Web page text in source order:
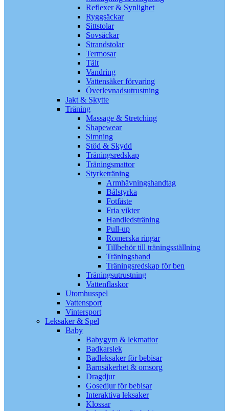
Reflexer & Synlighet
Ryggsäckar
Sittstolar
Sovsäckar
Strandstolar
Termosar
Tält
Vandring
Vattensäker förvaring
Överlevnadsutrustning
Jakt & Skytte
Träning
Massage & Stretching
Shapewear
Simning
Stöd & Skydd
Träningsredskap
Träningsmattor
Styrketräning
Armhävningshandtag
Bålstyrka
Fotfäste
Fria vikter
Handledsträning
Pull-up
Romerska ringar
Tillbehör till träningsställning
Träningsband
Träningsredskap för ben
Träningsutrustning
Vattenflaskor
Utomhusspel
Vattensport
Vintersport
Leksaker & Spel
Baby
Babygym & lekmattor
Badkarslek
Badleksaker för bebisar
Barnsäkerhet & omsorg
Dragdjur
Gosedjur för bebisar
Interaktiva leksaker
Klossar